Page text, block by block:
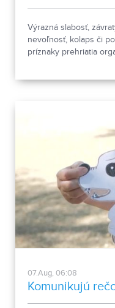
Výrazná slabosť,
nevoľnosť, kolaps či
príznaky prehriatia
07.Aug, 06:08
Komunikujú